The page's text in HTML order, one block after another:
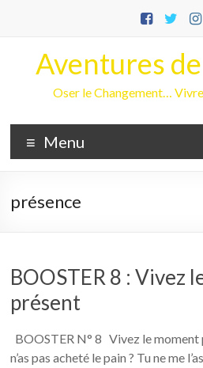
Aventures
Oser le Changement…
Menu
présence
BOOSTER 8 : Vivez
présent
BOOSTER N° 8 Vivez le
n’as pas acheté le pain ? Tu ne me